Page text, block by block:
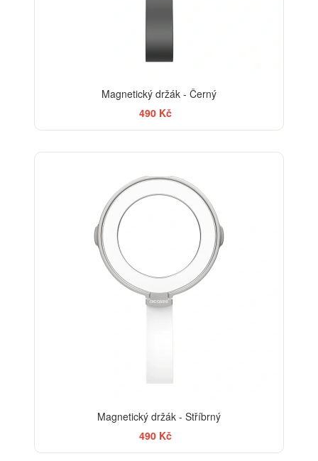
Magnetický držák - Černý
490 Kč
Magnetický držák - Stříbrný
490 Kč